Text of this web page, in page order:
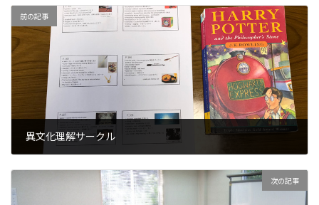
前の記事
異文化理解サークル
次の記事